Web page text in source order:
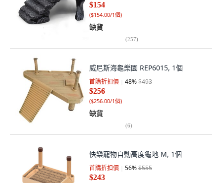
$154
($154.00/1個)
缺貨
(257)
威尼斯海龜樂園 REP6015, 1個
首購折扣價 48%$493
$256
($256.00/1個)
缺貨
(6)
快樂寵物自動高度龜地 M, 1個
首購折扣價 56%$555
$243